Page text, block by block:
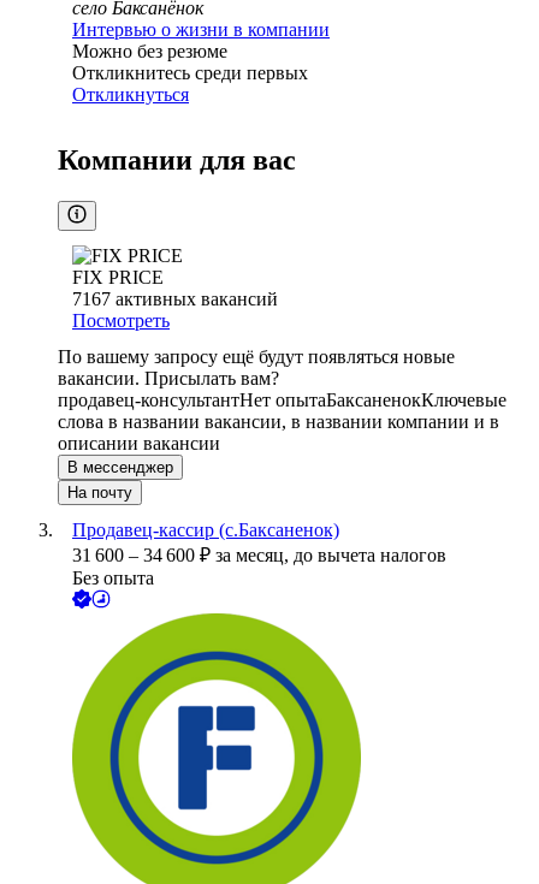
село Баксанёнок
Интервью о жизни в компании
Можно без резюме
Откликнитесь среди первых
Откликнуться
Компании для вас
FIX PRICE
7167 активных вакансий
Посмотреть
По вашему запросу ещё будут появляться новые
вакансии. Присылать вам?
продавец-консультантНет опытаБаксаненокКлючевые
слова в названии вакансии, в названии компании и в
описании вакансии
В мессенджер
На почту
Продавец-кассир (с.Баксаненок)
31 600 – 34 600 ₽ за месяц, до вычета налогов
Без опыта